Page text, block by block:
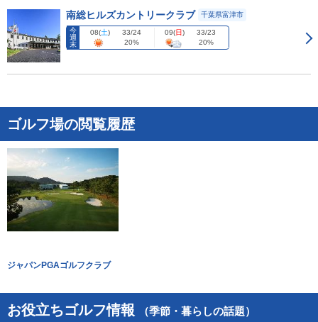
南総ヒルズカントリークラブ
千葉県富津市
今
週
末
08(土)
33/24
20%
09(日)
33/23
20%
ゴルフ場の閲覧履歴
ジャパンPGAゴルフクラブ
お役立ちゴルフ情報 （季節・暮らしの話題）